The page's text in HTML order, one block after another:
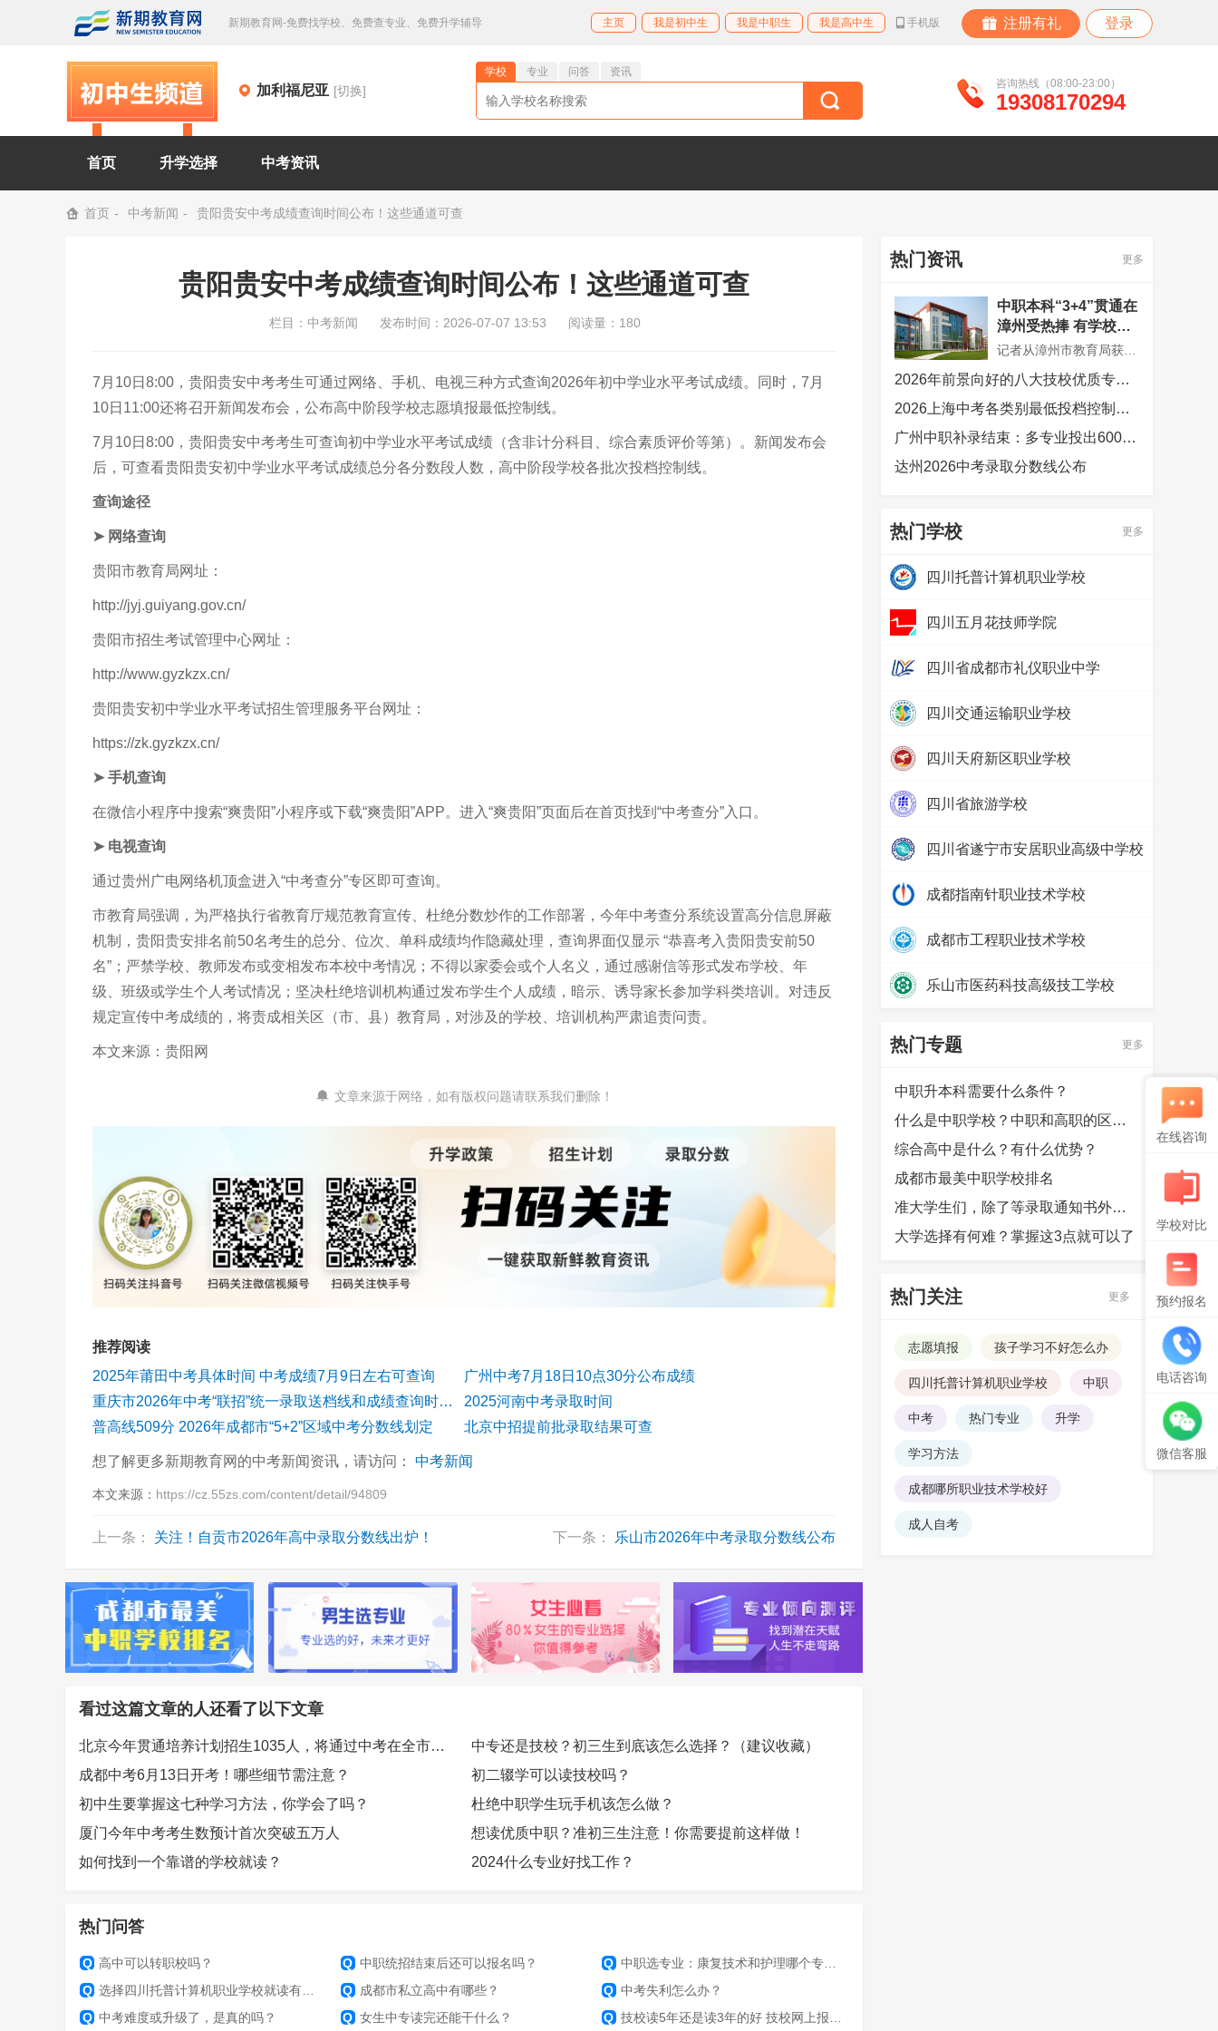
新期教育网-免费找学校、免费查专业、免费升学辅导 主页 我是初中生 我是中职生 我是高中生 手机版 注册有礼 登录
加利福尼亚 [切换]
学校 专业 问答
资讯
咨询热线（08:00-23:00）
19308170294
首页 升学选择 中考资讯
首页 中考新闻 贵阳贵安中考成绩查询时间公布！这些通道可查
贵阳贵安中考成绩查询时间公布！这些通道可查
栏目： 中考新闻 发布时间：2026-07-07 13:53 阅读量：180
7月10日8:00，贵阳贵安中考考生可通过网络、手机、电视三种方式查询2026年初中学业水平考试成绩。同时，7月
10日11:00还将召开新闻发布会，公布高中阶段学校志愿填报最低控制线。
7月10日8:00，贵阳贵安中考考生可查询初中学业水平考试成绩（含非计分科目、综合素质评价等第）。新闻发布会
后，可查看贵阳贵安初中学业水平考试成绩总分各分数段人数，高中阶段学校各批次投档控制线。
查询途径
➤ 网络查询
贵阳市教育局网址：
http://jyj.guiyang.gov.cn/
贵阳市招生考试管理中心网址：
http://www.gyzkzx.cn/
贵阳贵安初中学业水平考试招生管理服务平台网址：
https://zk.gyzkzx.cn/
➤ 手机查询
在微信小程序中搜索“爽贵阳”小程序或下载“爽贵阳”APP。进入“爽贵阳”页面后在首页找到“中考查分”入口。
➤ 电视查询
通过贵州广电网络机顶盒进入“中考查分”专区即可查询。
市教育局强调，为严格执行省教育厅规范教育宣传、杜绝分数炒作的工作部署，今年中考查分系统设置高分信息屏蔽
机制，贵阳贵安排名前50名考生的总分、位次、单科成绩均作隐藏处理，查询界面仅显示 “恭喜考入贵阳贵安前50
名”；严禁学校、教师发布或变相发布本校中考情况；不得以家委会或个人名义，通过感谢信等形式发布学校、年
级、班级或学生个人考试情况；坚决杜绝培训机构通过发布学生个人成绩，暗示、诱导家长参加学科类培训。对违反
规定宣传中考成绩的，将责成相关区（市、县）教育局，对涉及的学校、培训机构严肃追责问责。
本文来源：贵阳网
文章来源于网络，如有版权问题请联系我们删除！
推荐阅读
2025年莆田中考具体时间 中考成绩7月9日左右可查询
广州中考7月18日10点30分公布成绩
重庆市2026年中考“联招”统一录取送档线和成绩查询时间公布
2025河南中考录取时间
普高线509分 2026年成都市“5+2”区域中考分数线划定
北京中招提前批录取结果可查
想了解更多新期教育网的中考新闻资讯，请访问： 中考新闻
本文来源： https://cz.55zs.com/content/detail/94809
上一条： 关注！自贡市2026年高中录取分数线出炉！ 下一条： 乐山市2026年中考录取分数线公布
看过这篇文章的人还看了以下文章
北京今年贯通培养计划招生1035人，将通过中考在全市招生
中专还是技校？初三生到底该怎么选择？（建议收藏）
成都中考6月13日开考！哪些细节需注意？
初二辍学可以读技校吗？
初中生要掌握这七种学习方法，你学会了吗？
杜绝中职学生玩手机该怎么做？
厦门今年中考考生数预计首次突破五万人
想读优质中职？准初三生注意！你需要提前这样做！
如何找到一个靠谱的学校就读？
2024什么专业好找工作？
热门问答
Q 高中可以转职校吗？ Q 中职统招结束后还可以报名吗？ Q 中职选专业：康复技术和护理哪个专业好？
Q 选择四川托普计算机职业学校就读有哪些优势？ Q 成都市私立高中有哪些？ Q 中考失利怎么办？
Q 中考难度或升级了，是真的吗？ Q 女生中专读完还能干什么？ Q 技校读5年还是读3年的好 技校网上报名流程
热门资讯 更多
中职本科“3+4”贯通在
漳州受热捧 有学校最
低分招到710分
记者从漳州市教育局获悉，今年漳州学校首次被纳入中职本科“3+4”贯通培养招生试点，漳州第一职业中专学校与闽南师范大学合作食品加工工艺专业，面向漳州招生10人，录取最低分710分，已全部录满。
2026年前景向好的八大技校优质专业有哪些？
2026上海中考各类别最低投档控制分数线公布
广州中职补录结束：多专业投出600分以上，热门专业竞争激烈
达州2026中考录取分数线公布
热门学校 更多
四川托普计算机职业学校
四川五月花技师学院
四川省成都市礼仪职业中学
四川交通运输职业学校
四川天府新区职业学校
四川省旅游学校
四川省遂宁市安居职业高级中学校
成都指南针职业技术学校
成都市工程职业技术学校
乐山市医药科技高级技工学校
热门专题 更多
中职升本科需要什么条件？
什么是中职学校？中职和高职的区别是什么？
综合高中是什么？有什么优势？
成都市最美中职学校排名
准大学生们，除了等录取通知书外，还可以提前做哪些准备？
大学选择有何难？掌握这3点就可以了
热门关注 更多
志愿填报 孩子学习不好怎么办
四川托普计算机职业学校 中职
中考 热门专业 升学
学习方法
成都哪所职业技术学校好
成人自考
在线咨询
学校对比
预约报名
电话咨询
微信客服